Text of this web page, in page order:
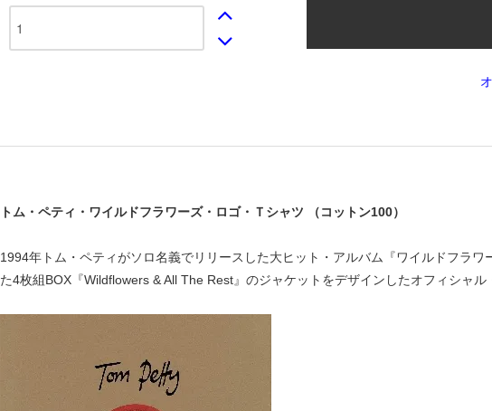
トム・ペティ・ワイルドフラワーズ・ロゴ・Ｔシャツ （コットン100）
1994年トム・ペティがソロ名義でリリースした大ヒット・アルバム『ワイルドフラ
た4枚組BOX『Wildflowers & All The Rest』のジャケットをデザインしたオフィシャル